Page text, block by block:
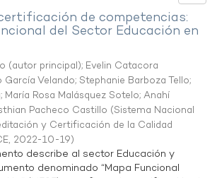
de competencias:
del Sector Educación en
(autor principal); Evelin Catacora
García Velando; Stephanie Barboza Tello;
; María Rosa Malásquez Sotelo; Anahí
Pacheco Castillo (Sistema Nacional
y Certificación de la Calidad
, 2022-10-19)
describe al sector Educación y
denominado “Mapa Funcional